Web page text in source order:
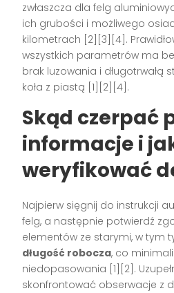
zwłaszcza dla felg
ich grubości i możliwego
kilometrach [2][3][4].
wszystkich parametrów ma
brak luzowania i długotrwałą
koła z piastą [1][2][4].
Skąd czerpać
informacje i
weryfikować
Najpierw sięgnij do instrukcji
felg, a następnie potwierdź
elementów ze starymi, w tym
długość robocza, co
niedopasowania [1][2].
skonfrontować obserwacje z